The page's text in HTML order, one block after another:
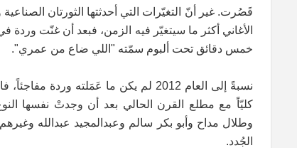
قَصُرت. غير أنّ التغيّرات التي أحدثتها الثورتان
خمس دقائق تحت ألبوم سمّته "اللي ضاع من عمري".
نسبةً إلى العام 2012 لم يكن ما عَمَلته
كليّاً مع مطلع القرن الحالي بعد أن وجدتْ نفسها
وطلال مداح وأبو بكر سالم وعبدالمجيد عبدالله
الجُدد.